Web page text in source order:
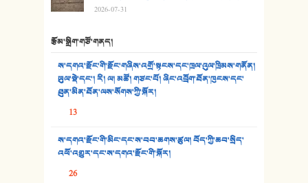
31. ཕ་ཡུལ་ཡར་ཀླུང་།
32. ཨ་མ།
33. འཛོམས་པའི་ལམ།
34. ཉི་མ་སེམས་ལ་ཞོག་དང་། - ཟླ་སྒྲོན།
36. ཟླ་གཞོན་སྙན་དབྱངས། - ཟླ་སྒྲོན།
2026-07-31
རྩོམ་སྒྲིག་གཙོ་གནད།
ས་དགའ་རྫོང་གི་རྫོང་གཞིས་འགྲོ་སྟངས་དང་ཁྲལ་འུལ་ཁྲིམས་གནོན།
ཡུལ་སྡེ་དང་། རི། ལ། མཚོ། གཙང་པོ། ཞིང་འབྲོག་ཐོན་ཁུངས་དང་
ཐུན་མིན་ཐོན་ལས་སོགས་ཀྱི་སྐོར།
13
ས་དགའ་རྫོང་གི་མིང་དང་ས་བབ་ཆགས་ཚུལ། བོད་ཀྱི་ཆབ་སྲིད་
འཕོ་འགྱུར་དང་ས་དགའ་རྫོང་གི་སྐོར།
26